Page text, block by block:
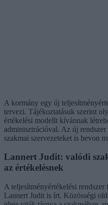
A kormány egy új
tervezi. Tájékoztatásuk szerint
értékelési modellt kívánnak
adminisztrációval. Az új rendszer
szakmai szervezeteket is bevon
Lannert Judit: valódi
az értékelésnek
A teljesítményértékelési
Lannert Judit is írt. Közösségi